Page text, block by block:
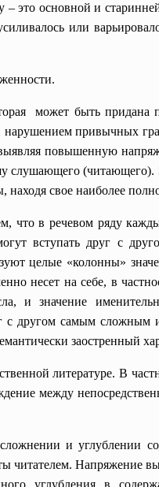
это основной и
или
может быть придана
привычных
повышенную
слушающего
находя свое наиболее
в речевом ряду
вступать друг с
целые «колонны»
несет на себе, в
и значение
с другом самым
заостренный
литературе. В
между
и углублении
Напряжение
углубления в